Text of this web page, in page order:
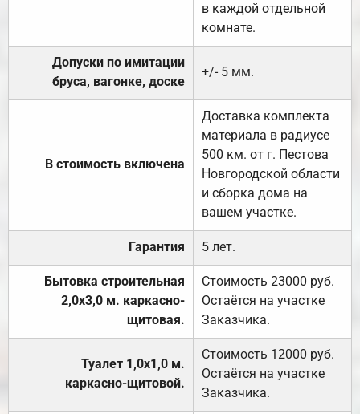
в каждой отдельной
комнате.
Допуски по имитации
бруса, вагонке, доске
+/- 5 мм.
В стоимость включена
Доставка комплекта
материала в радиусе
500 км. от г. Пестова
Новгородской области
и сборка дома на
вашем участке.
Гарантия 5 лет.
Бытовка строительная
2,0х3,0 м. каркасно-
щитовая.
Стоимость 23000 руб.
Остаётся на участке
Заказчика.
Туалет 1,0х1,0 м.
каркасно-щитовой.
Стоимость 12000 руб.
Остаётся на участке
Заказчика.